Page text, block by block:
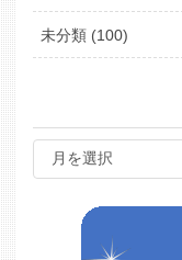
未分類 (100)